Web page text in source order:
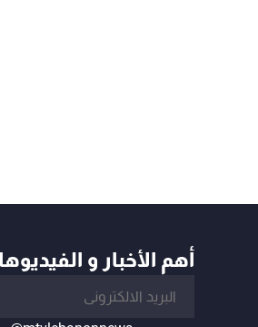
أهم الأخبار و